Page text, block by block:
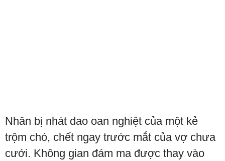
Nhân bị nhát dao oan nghiệt của một kẻ
trộm chó, chết ngay trước mắt của vợ chưa
cưới. Không gian đám ma được thay vào